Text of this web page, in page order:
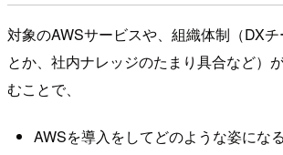
対象のAWSサービスや、組織体制（DX
とか、社内ナレッジのたまり具合など）
むことで、
AWSを導入をしてどのような姿にな